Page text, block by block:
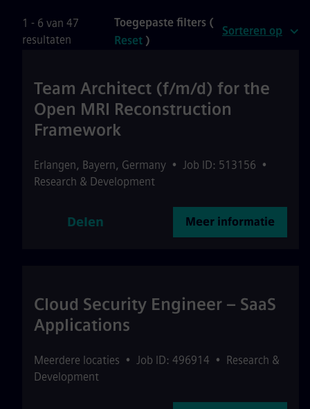
1 - 6 van 47
resultaten
Toegepaste filters (
Reset )
Sorteren op
Team Architect (f/m/d) for the
Open MRI Reconstruction
Framework
Erlangen, Bayern, Germany • Job ID: 513156 •
Research & Development
Delen Meer informatie
Cloud Security Engineer – SaaS
Applications
Meerdere locaties • Job ID: 496914 • Research &
Development